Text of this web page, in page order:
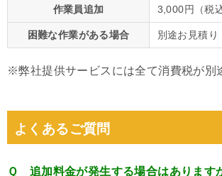
作業員追加 3,000円（税
困難な作業がある場合 別途お見積り
※弊社提供サービスには全て消費税が別
よくあるご質問
Ｑ 追加料金が発生する場合はあります